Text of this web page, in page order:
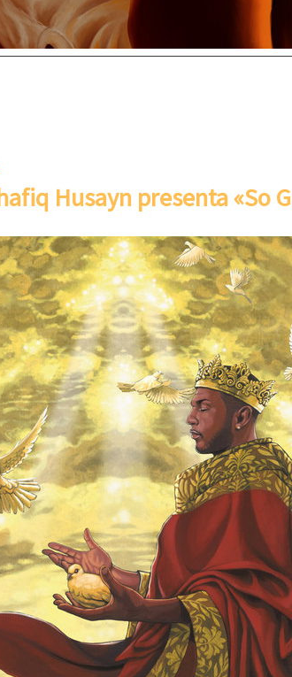
Husayn presenta «So